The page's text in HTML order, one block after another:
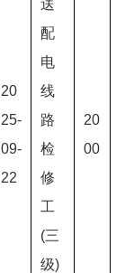
20
25-
09-
22
送
配
电
线
路
检
修
工
(三
级)
20
00